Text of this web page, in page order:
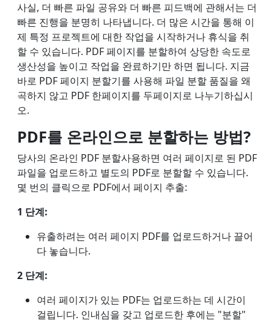
사실, 더 빠른 파일 공유와 더 빠른 피드백에 관해서는 더
빠른 진행을 분명히 나타냅니다. 더 많은 시간을 통해 이
제 특정 프로젝트에 대한 작업을 시작하거나 휴식을 취
할 수 있습니다. PDF 페이지를 분할하여 상당한 속도로
생산성을 높이고 작업을 완료하기만 하면 됩니다. 지금
바로 PDF 페이지 분할기를 사용해 파일 분할 품질을 왜
곡하지 않고 PDF 한페이지를 두페이지로 나누기하십시
오.
PDF를 온라인으로 분할하는 방법?
당사의 온라인 PDF 분할사용하면 여러 페이지로 된 PDF
파일을 업로드하고 별도의 PDF로 분할할 수 있습니다.
몇 번의 클릭으로 PDF에서 페이지 추출:
1 단계:
유출하려는 여러 페이지 PDF를 업로드하거나 끌어
다 놓습니다.
2 단계:
여러 페이지가 있는 PDF는 업로드하는 데 시간이
걸립니다. 인내심을 갖고 업로드한 후에는 "분할"